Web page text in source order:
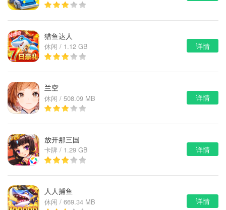
猎鱼达人
休闲 / 1.12 GB 详情
兰空
休闲 / 508.09 MB 详情
放开那三国
卡牌 / 1.29 GB 详情
人人捕鱼
休闲 / 669.34 MB 详情